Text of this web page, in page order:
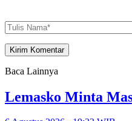
Baca Lainnya
Lemasko Minta